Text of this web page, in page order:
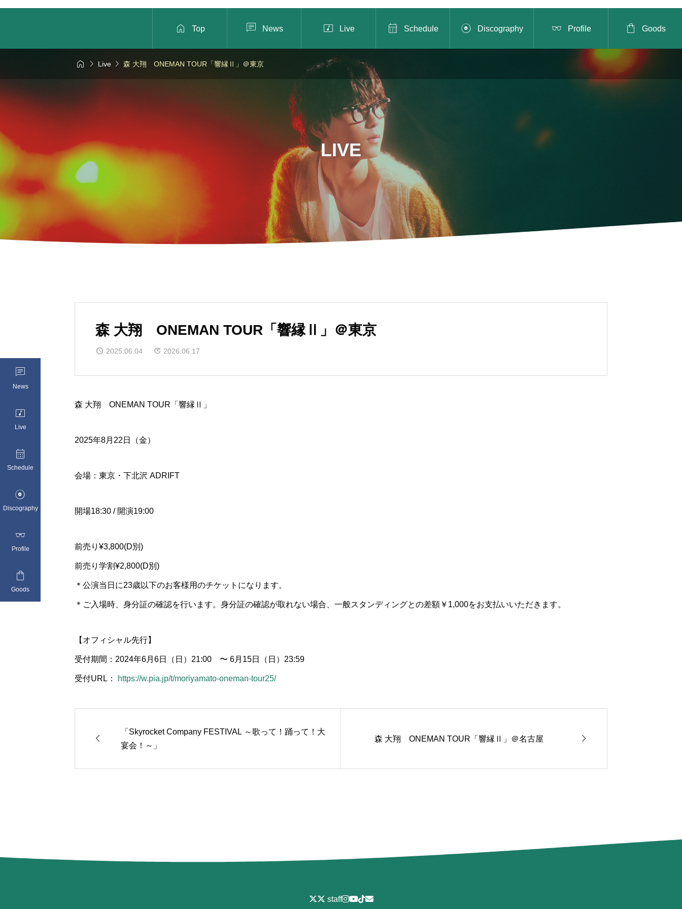
 Top  News  Live  Schedule  Discography  Profile  Goods
  Live  森 大翔 ONEMAN TOUR「響縁Ⅱ」＠東京
LIVE
森 大翔 ONEMAN TOUR「響縁Ⅱ」＠東京
2025.06.04 2026.06.17
森 大翔 ONEMAN TOUR「響縁Ⅱ」
2025年8月22日（金）
会場：東京・下北沢 ADRIFT
開場18:30 / 開演19:00
前売り¥3,800(D別)
前売り学割¥2,800(D別)
＊公演当日に23歳以下のお客様用のチケットになります。
＊ご入場時、身分証の確認を行います。身分証の確認が取れない場合、一般スタンディングとの差額￥1,000をお支払いいただきます。
【オフィシャル先行】
受付期間：2024年6月6日（日）21:00 〜 6月15日（日）23:59
受付URL： https://w.pia.jp/t/moriyamato-oneman-tour25/

「Skyrocket Company FESTIVAL ～歌って！踊って！大
宴会！～」
森 大翔 ONEMAN TOUR「響縁Ⅱ」＠名古屋 
staff

News

Live

Schedule

Discography

Profile

Goods